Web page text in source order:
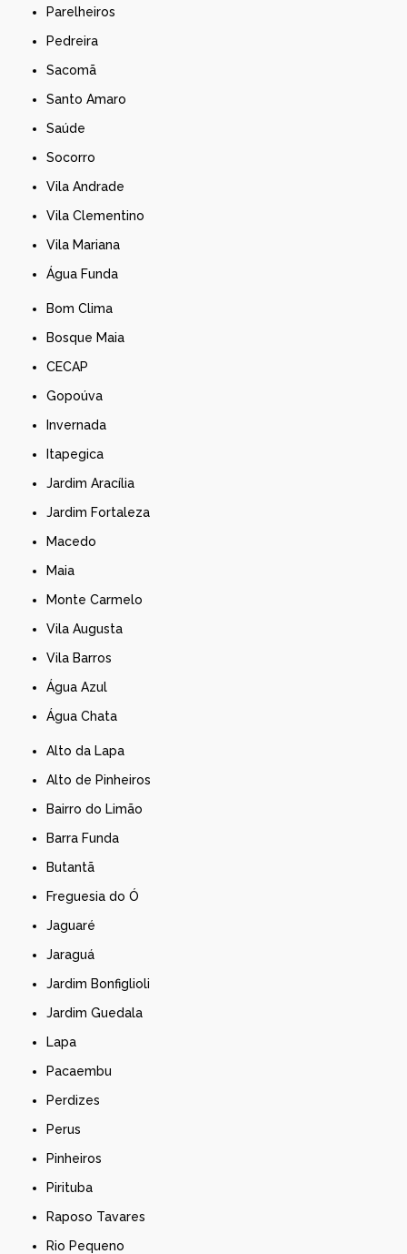
Parelheiros
Pedreira
Sacomã
Santo Amaro
Saúde
Socorro
Vila Andrade
Vila Clementino
Vila Mariana
Água Funda
Bom Clima
Bosque Maia
CECAP
Gopoúva
Invernada
Itapegica
Jardim Aracília
Jardim Fortaleza
Macedo
Maia
Monte Carmelo
Vila Augusta
Vila Barros
Água Azul
Água Chata
Alto da Lapa
Alto de Pinheiros
Bairro do Limão
Barra Funda
Butantã
Freguesia do Ó
Jaguaré
Jaraguá
Jardim Bonfiglioli
Jardim Guedala
Lapa
Pacaembu
Perdizes
Perus
Pinheiros
Pirituba
Raposo Tavares
Rio Pequeno